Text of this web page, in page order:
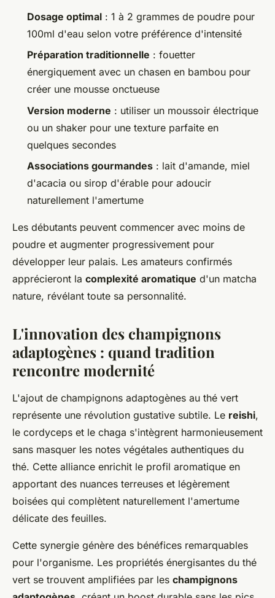
Dosage optimal : 1 à 2 grammes de poudre pour
100ml d'eau selon votre préférence d'intensité
Préparation traditionnelle : fouetter
énergiquement avec un chasen en bambou pour
créer une mousse onctueuse
Version moderne : utiliser un moussoir électrique
ou un shaker pour une texture parfaite en
quelques secondes
Associations gourmandes : lait d'amande, miel
d'acacia ou sirop d'érable pour adoucir
naturellement l'amertume
Les débutants peuvent commencer avec moins de
poudre et augmenter progressivement pour
développer leur palais. Les amateurs confirmés
apprécieront la complexité aromatique d'un matcha
nature, révélant toute sa personnalité.
L'innovation des champignons
adaptogènes : quand tradition
rencontre modernité
L'ajout de champignons adaptogènes au thé vert
représente une révolution gustative subtile. Le reishi,
le cordyceps et le chaga s'intègrent harmonieusement
sans masquer les notes végétales authentiques du
thé. Cette alliance enrichit le profil aromatique en
apportant des nuances terreuses et légèrement
boisées qui complètent naturellement l'amertume
délicate des feuilles.
Cette synergie génère des bénéfices remarquables
pour l'organisme. Les propriétés énergisantes du thé
vert se trouvent amplifiées par les champignons